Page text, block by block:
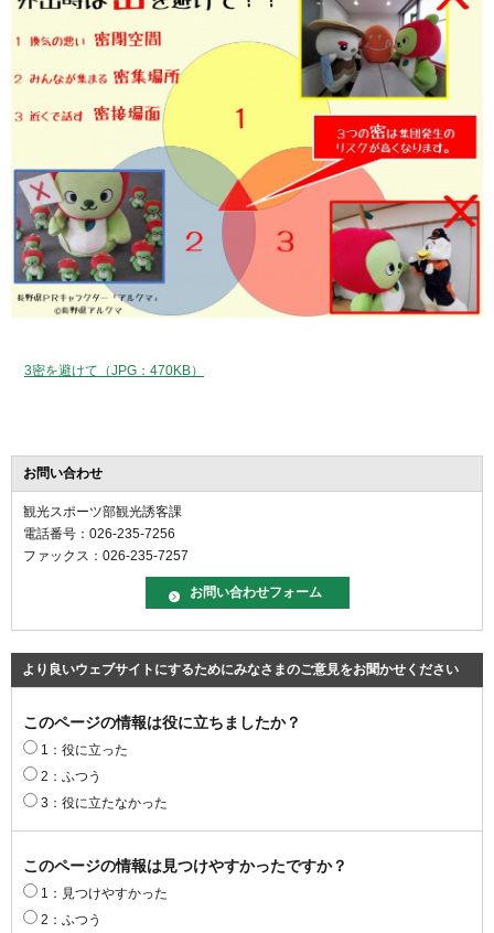
3密を避けて（JPG：470KB）
お問い合わせ
観光スポーツ部観光誘客課
電話番号：026-235-7256
ファックス：026-235-7257
より良いウェブサイトにするためにみなさまのご意見をお聞かせください
このページの情報は役に立ちましたか？
1：役に立った
2：ふつう
3：役に立たなかった
このページの情報は見つけやすかったですか？
1：見つけやすかった
2：ふつう